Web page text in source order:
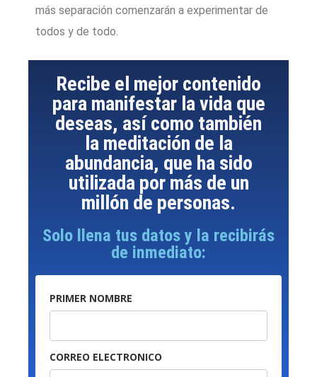
más separación comenzarán a experimentar de
todos y de todo.
Recibe el mejor contenido
para manifestar la vida que
deseas, así como también
la meditación de la
abundancia, que ha sido
utilizada por más de un
millón de personas.
Solo llena tus datos y la recibirás
de inmediato:
PRIMER NOMBRE
CORREO ELECTRONICO